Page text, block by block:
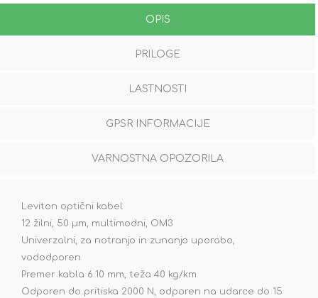
OPIS
PRILOGE
LASTNOSTI
GPSR INFORMACIJE
VARNOSTNA OPOZORILA
Leviton optični kabel
12 žilni, 50 µm, multimodni, OM3
Univerzalni, za notranjo in zunanjo uporabo,
vododporen
Premer kabla 6.10 mm, teža 40 kg/km
Odporen do pritiska 2000 N, odporen na udarce do 15